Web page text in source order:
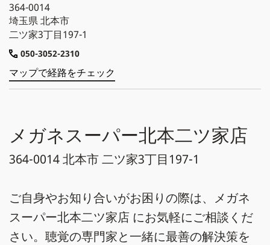
364-0014
埼玉県北本市
二ツ家3丁目197-1
050-3052-2310
マップで経路をチェック
メガネスーパー北本二ツ家店
364-0014 北本市 二ツ家3丁目197-1
ご自身やお知り合いがお困りの際は、メガネ
スーパー北本二ツ家店 にお気軽にご相談くだ
さい。聴覚の専門家と一緒に最善の解決策を